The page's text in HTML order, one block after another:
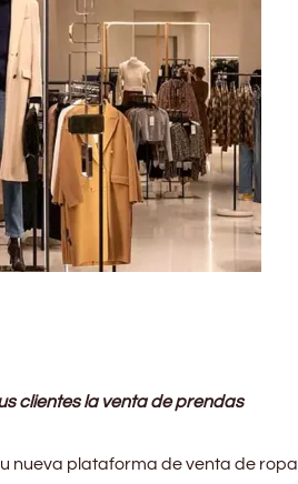
clientes la venta de prendas
nueva plataforma de venta de ropa